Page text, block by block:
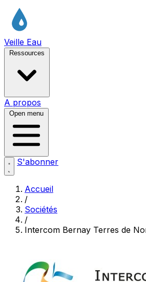
Veille Eau
Ressources
A propos
Open menu
S'abonner
Accueil
/
Sociétés
/
Intercom Bernay Terres de